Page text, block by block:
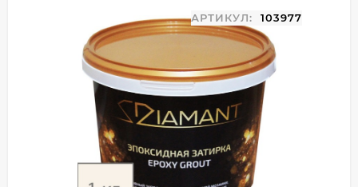
АРТИКУЛ: 103977